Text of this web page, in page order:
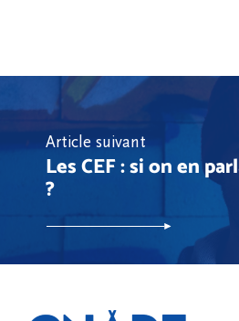
Article suivant
Les CEF : si on en
?